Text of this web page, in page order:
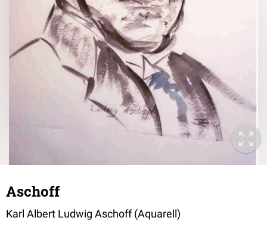
Aschoff
Karl Albert Ludwig Aschoff (Aquarell)